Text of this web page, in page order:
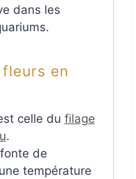
dans les
en
celle du filage
.
de
température